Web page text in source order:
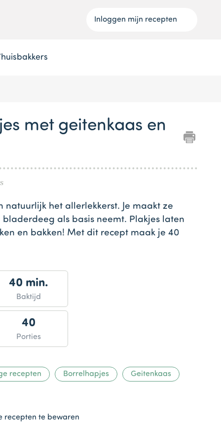
Inloggen mijn recepten
met geitenkaas en
natuurlijk het allerlekkerst. Je maakt ze
als basis neemt. Plakjes laten
en bakken! Met dit recept maak je 40
40 min.
Baktijd
40
Porties
recepten Borrelhapjes Geitenkaas
recepten te bewaren